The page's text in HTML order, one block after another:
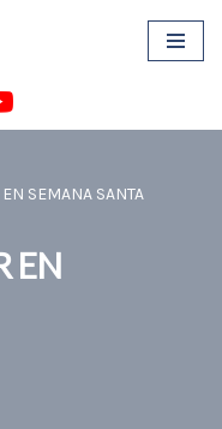
SEMANA SANTA
EN